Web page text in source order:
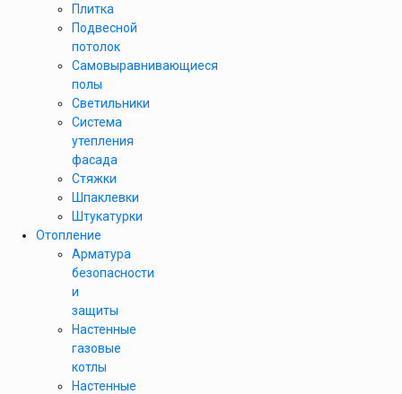
Плитка
Подвесной
потолок
Самовыравнивающиеся
полы
Светильники
Система
утепления
фасада
Стяжки
Шпаклевки
Штукатурки
Отопление
Арматура
безопасности
и
защиты
Настенные
газовые
котлы
Настенные